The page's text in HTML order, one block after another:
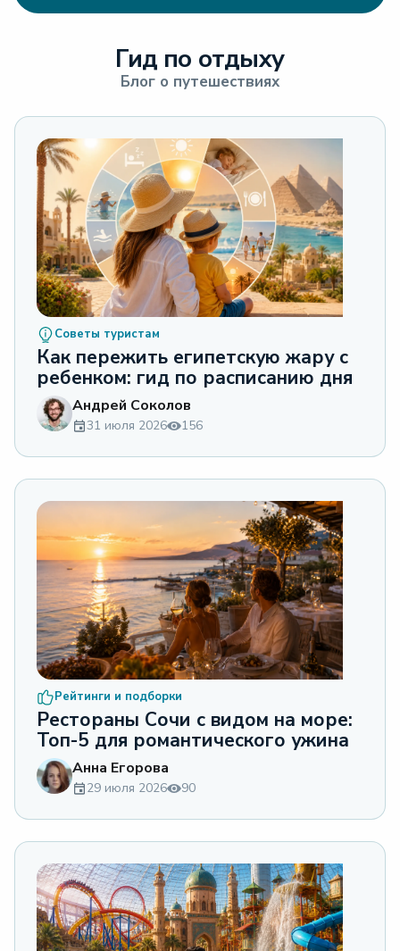
Гид по отдыху
Блог о путешествиях
Советы туристам
Как пережить египетскую жару с
ребенком: гид по расписанию дня
Андрей Соколов
31 июля 2026 156
Рейтинги и подборки
Рестораны Сочи с видом на море:
Топ-5 для романтического ужина
Анна Егорова
29 июля 2026 90